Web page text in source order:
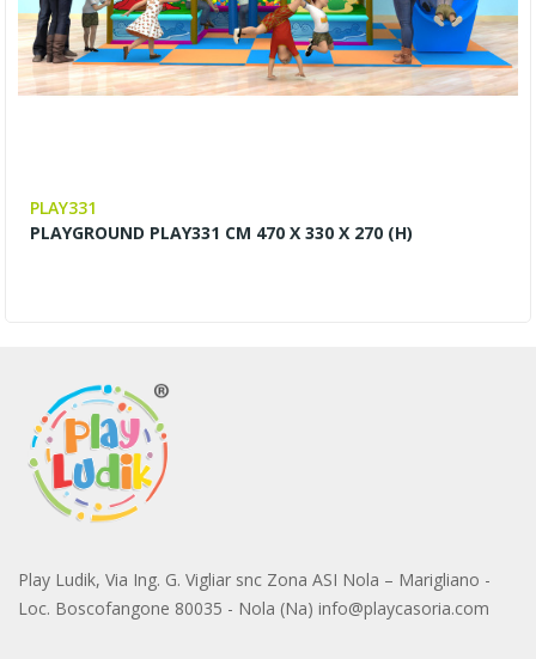
PLAY331
PLAYGROUND PLAY331 CM 470 X 330 X 270 (H)
Play Ludik, Via Ing. G. Vigliar snc Zona ASI Nola – Marigliano -
Loc. Boscofangone 80035 - Nola (Na) info@playcasoria.com